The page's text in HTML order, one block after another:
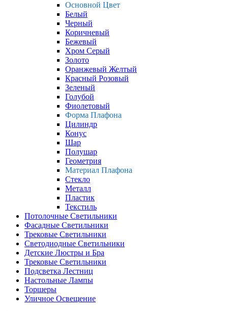
Основной Цвет
Белый
Черный
Коричневый
Бежевый
Хром Серый
Золото
Оранжевый Желтый
Красный Розовый
Зеленый
Голубой
Фиолетовый
Форма Плафона
Цилиндр
Конус
Шар
Полушар
Геометрия
Материал Плафона
Стекло
Металл
Пластик
Текстиль
Потолочные Светильники
Фасадные Светильники
Трековые Светильники
Светодиодные Светильники
Детские Люстры и Бра
Трековые Светильники
Подсветка Лестниц
Настольные Лампы
Торшеры
Уличное Освещение